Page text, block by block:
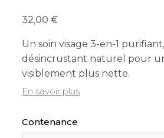
32,00
Un soin visage 3-en-1
désincrustant naturel pour
visiblement plus nette.
En savoir plus
Contenance